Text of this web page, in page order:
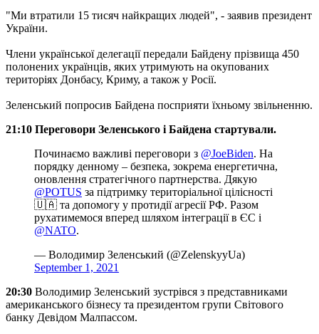
"Ми втратили 15 тисяч найкращих людей", - заявив президент
України.
Члени української делегації передали Байдену прізвища 450
полонених українців, яких утримують на окупованих
територіях Донбасу, Криму, а також у Росії.
Зеленський попросив Байдена посприяти їхньому звільненню.
21:10 Переговори Зеленського і Байдена стартували.
Починаємо важливі переговори з @JoeBiden. На
порядку денному – безпека, зокрема енергетична,
оновлення стратегічного партнерства. Дякую
@POTUS за підтримку територіальної цілісності
🇺🇦 та допомогу у протидії агресії РФ. Разом
рухатимемося вперед шляхом інтеграції в ЄС і
@NATO.
— Володимир Зеленський (@ZelenskyyUa)
September 1, 2021
20:30 Володимир Зеленський зустрівся з представниками
американського бізнесу та президентом групи Світового
банку Девідом Малпассом.